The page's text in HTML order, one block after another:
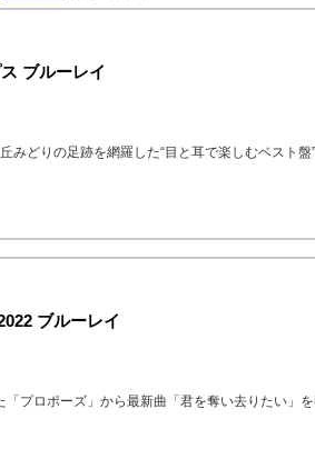
ブルーレイ
どりの足跡を網羅した“目と耳で楽しむベスト盤”
ブルーレイ
プロポーズ」から最新曲「君を奪い去りたい」